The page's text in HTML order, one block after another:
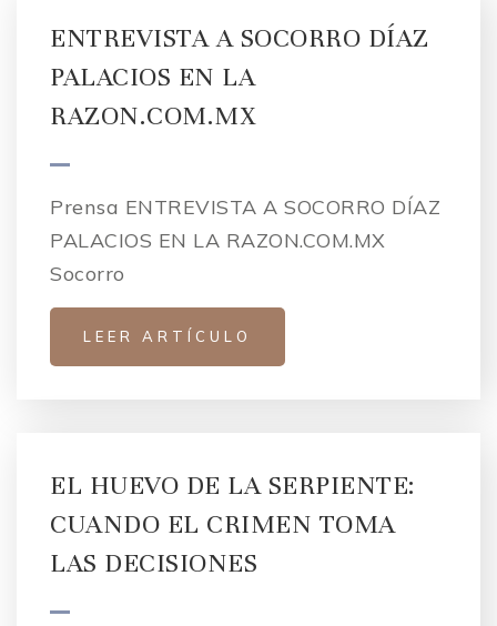
ENTREVISTA A SOCORRO DÍAZ
PALACIOS EN LA
RAZON.COM.MX
Prensa ENTREVISTA A SOCORRO DÍAZ
PALACIOS EN LA RAZON.COM.MX
Socorro
LEER ARTÍCULO
EL HUEVO DE LA SERPIENTE:
CUANDO EL CRIMEN TOMA
LAS DECISIONES